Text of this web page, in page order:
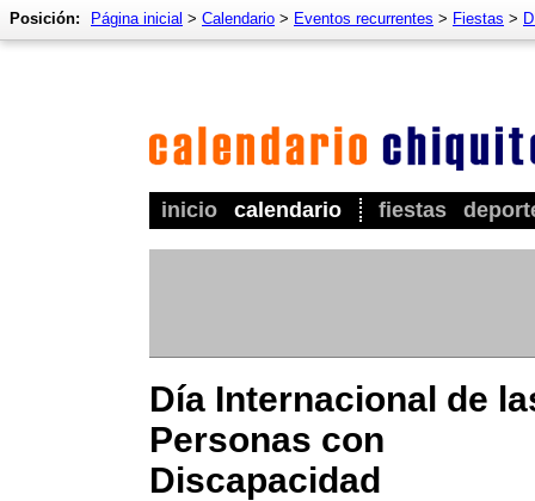
inicio calendario fiestas
Posición: Página inicial > Calendario > Eventos recurrentes > Fiestas >
Día Internacional de
Personas con
Discapacidad